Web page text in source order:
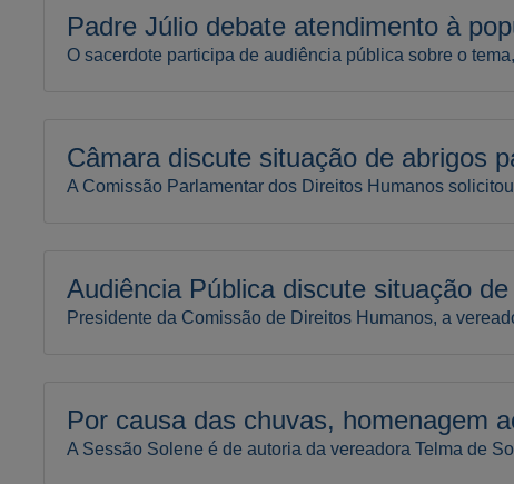
Padre Júlio debate atendimento à
O sacerdote participa de audiência pública sobre o
Câmara discute situação de abrigos
A Comissão Parlamentar dos Direitos Humanos
Audiência Pública discute situação
Presidente da Comissão de Direitos Humanos, a
Por causa das chuvas, homenagem
A Sessão Solene é de autoria da vereadora Telma de